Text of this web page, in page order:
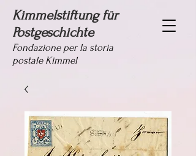
Kimmelstiftung für
Postgeschichte
Fondazione per la storia
postale Kimmel